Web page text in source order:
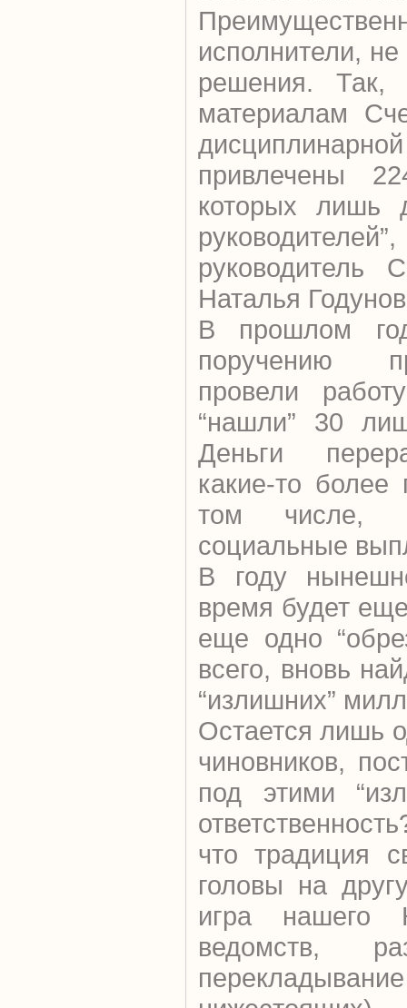
исполнители,
решения.
материалам
привлечены
которых лишь
руководитель
Наталья
В прошлом
поручению
провели
“нашли” 30
Деньги
какие-то
том числе,
социальные
В году
время будет
еще одно
всего, вновь
“излишних”
Остается лишь
чиновников,
под этими
что традиция
головы на
игра нашего
ведомств,